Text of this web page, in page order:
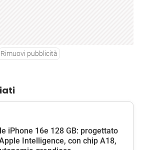
Rimuovi pubblicità
iPhone 16e 128 GB: progettato
Intelligence, con chip A18,